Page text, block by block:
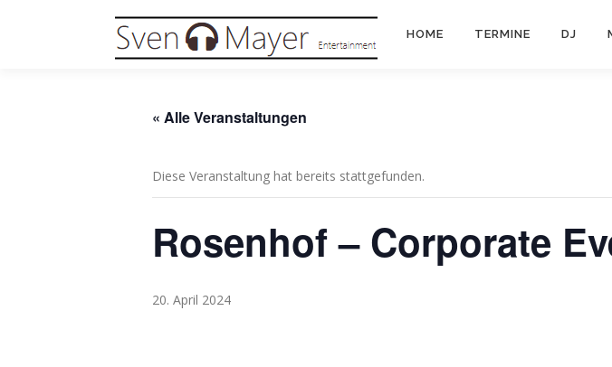
HOME TERMINE DJ
« Alle Veranstaltungen
Diese Veranstaltung hat bereits stattgefunden.
Rosenhof – Corporate
20. April 2024